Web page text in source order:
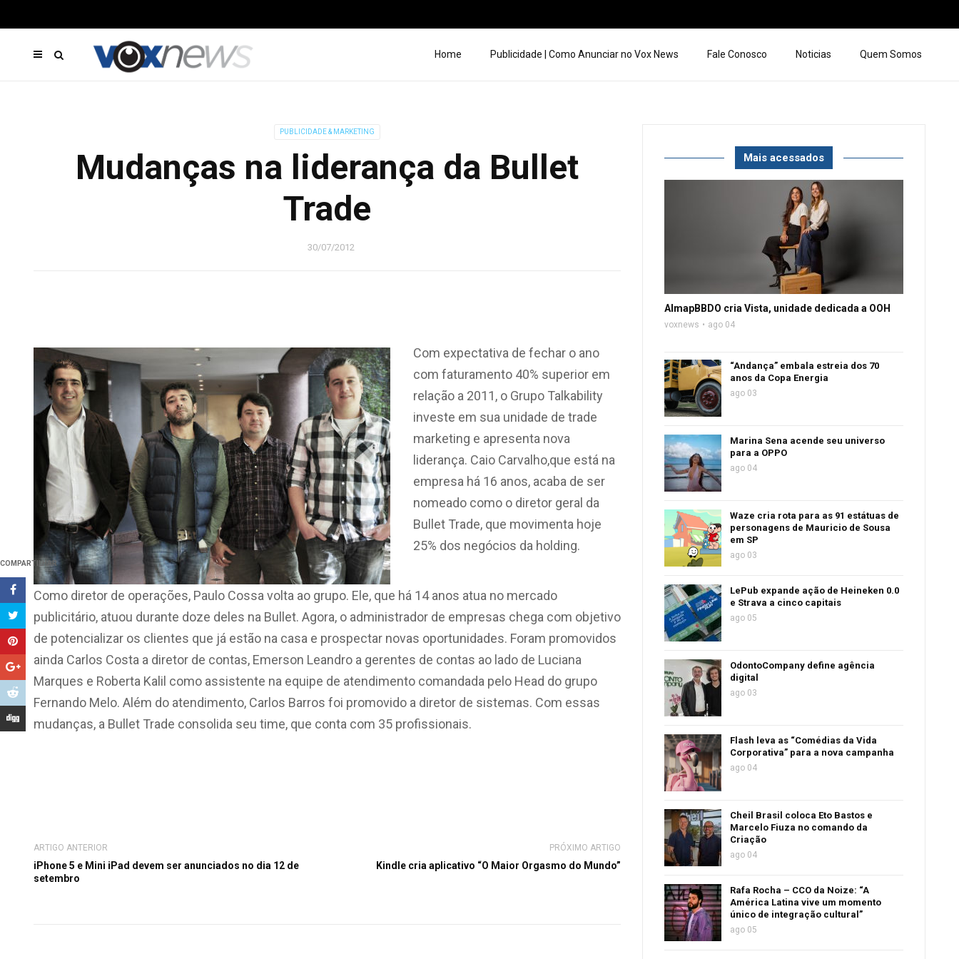
Home Publicidade | Como Anunciar no Vox News Fale Conosco Noticias Quem Somos
PUBLICIDADE & MARKETING
Mudanças na liderança da Bullet
Trade
30/07/2012
COMPARTILHAR
Com expectativa de fechar o ano
com faturamento 40% superior em
relação a 2011, o Grupo Talkability
investe em sua unidade de trade
marketing e apresenta nova
liderança. Caio Carvalho,que está na
empresa há 16 anos, acaba de ser
nomeado como o diretor geral da
Bullet Trade, que movimenta hoje
25% dos negócios da holding.
Como diretor de operações, Paulo Cossa volta ao grupo. Ele, que há 14 anos atua no mercado
publicitário, atuou durante doze deles na Bullet. Agora, o administrador de empresas chega com objetivo
de potencializar os clientes que já estão na casa e prospectar novas oportunidades. Foram promovidos
ainda Carlos Costa a diretor de contas, Emerson Leandro a gerentes de contas ao lado de Luciana
Marques e Roberta Kalil como assistente na equipe de atendimento comandada pelo Head do grupo
Fernando Melo. Além do atendimento, Carlos Barros foi promovido a diretor de sistemas. Com essas
mudanças, a Bullet Trade consolida seu time, que conta com 35 profissionais.
ARTIGO ANTERIOR
iPhone 5 e Mini iPad devem ser anunciados no dia 12 de
setembro
PRÓXIMO ARTIGO
Kindle cria aplicativo “O Maior Orgasmo do Mundo”
Mais acessados
AlmapBBDO cria Vista, unidade dedicada a OOH
voxnews ago 04
“Andança” embala estreia dos 70
anos da Copa Energia
ago 03
Marina Sena acende seu universo
para a OPPO
ago 04
Waze cria rota para as 91 estátuas de
personagens de Mauricio de Sousa
em SP
ago 03
LePub expande ação de Heineken 0.0
e Strava a cinco capitais
ago 05
OdontoCompany define agência
digital
ago 03
Flash leva as “Comédias da Vida
Corporativa” para a nova campanha
ago 04
Cheil Brasil coloca Eto Bastos e
Marcelo Fiuza no comando da
Criação
ago 04
Rafa Rocha – CCO da Noize: “A
América Latina vive um momento
único de integração cultural”
ago 05